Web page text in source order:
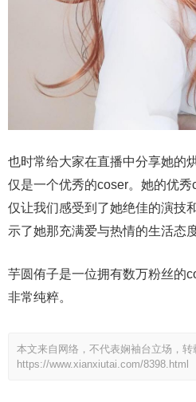
也时常给大家在直播中分享她的
仅是一个优秀的coser。她的优
仅让我们感受到了她绝佳的演技
示了她那充满爱与热情的生活态度
芋圆侑子是一位拥有数万粉丝的
非常纯粹。
本文来自网络，不代表娴袖台立场，转
https://www.xianxiutai.com/8398.html